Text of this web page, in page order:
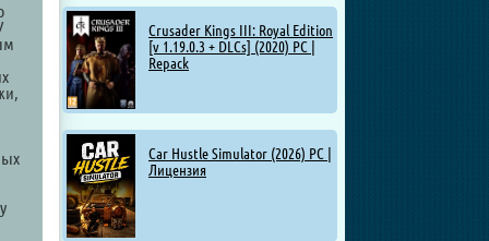
Crusader Kings III: Royal Edition
[v 1.19.0.3 + DLCs] (2020) PC |
Repack
Car Hustle Simulator (2026) PC |
Лицензия